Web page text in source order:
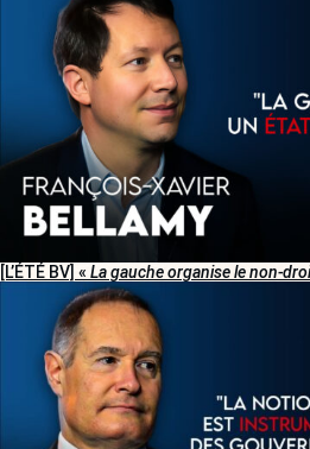
[L’ÉTÉ BV] « La gauche organise le non-